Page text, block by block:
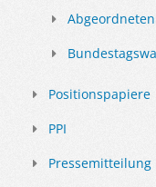
Positionspapiere
PPI
Pressemitteilung